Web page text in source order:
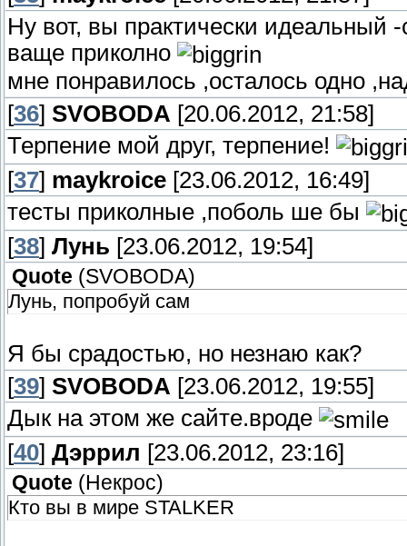
Ну вот, вы практически идеальный
ваще приколно
мне понравилось ,осталось одно
[36] SVOBODA [20.06.2012, 21:58]
Терпение мой друг, терпение!
[37] maykroice [23.06.2012, 16:49]
тесты приколные ,поболь ше бы
[38] Лунь [23.06.2012, 19:54]
Quote (SVOBODA)
Лунь, попробуй сам
Я бы срадостью, но незнаю как?
[39] SVOBODA [23.06.2012, 19:55]
Дык на этом же сайте.вроде
[40] Дэррил [23.06.2012, 23:16]
Quote ( Некрос)
Кто вы в мире STALKER